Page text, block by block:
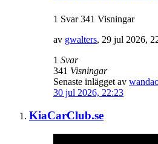
1 Svar 341 Visningar
av gwalters, 29 jul 2026,
1 Svar
341 Visningar
Senaste inlägget av
30 jul 2026, 22:23
KiaCarClub.se